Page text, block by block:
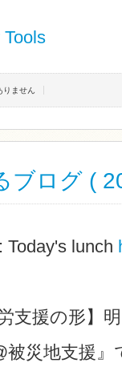
Tools
ません
ブログ (
lunch
支援の形】
被災地支援